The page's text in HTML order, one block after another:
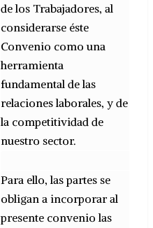
de los Trabajadores, al
considerarse éste
Convenio como una
herramienta
fundamental de las
relaciones laborales, y de
la competitividad de
nuestro sector.
Para ello, las partes se
obligan a incorporar al
presente convenio las